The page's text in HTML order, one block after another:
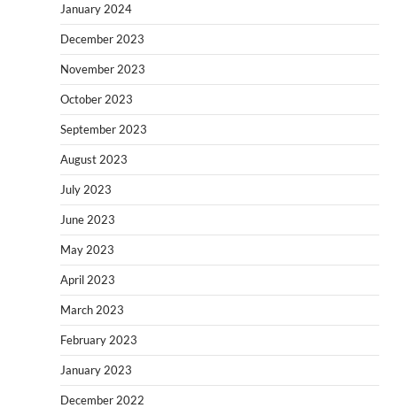
January 2024
December 2023
November 2023
October 2023
September 2023
August 2023
July 2023
June 2023
May 2023
April 2023
March 2023
February 2023
January 2023
December 2022